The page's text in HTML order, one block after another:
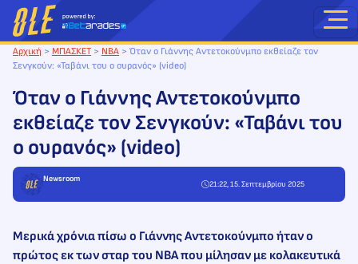
Μετάβαση
στο
περιεχόμενο
Αρχική > ΜΠΑΣΚΕΤ > NBA > Όταν ο Γιάννης Αντετοκούνμπο εκθείαζε τον
Σενγκούν: «Ταβάνι του ο ουρανός» (video)
Όταν ο Γιάννης Αντετοκούνμπο
εκθείαζε τον Σενγκούν: «Ταβάνι του
ο ουρανός» (video)
Newsroom
21:22, 15. Σεπτεμβρίου 2025
Μερικά χρόνια πίσω ο Γιάννης Αντετοκούνμπο ήταν ο
πρώτος εκ των σταρ του ΝΒΑ που μίλησαν με κολακευτικά